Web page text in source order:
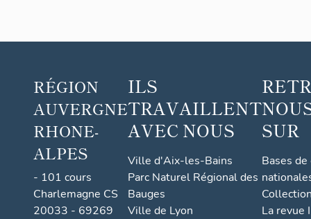
RÉGION
AUVERGNE
RHONE-
ALPES
- 101 cours
Charlemagne CS
20033 - 69269
ILS
TRAVAILLENT
AVEC NOUS
Ville d'Aix-les-Bains
Parc Naturel Régional des
Bauges
Ville de Lyon
SUR
Bases
La revue